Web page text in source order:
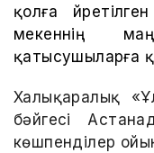
қолға
мекеннің
қатысушыларға
Халықаралық
бәйгесі
көшпенділер